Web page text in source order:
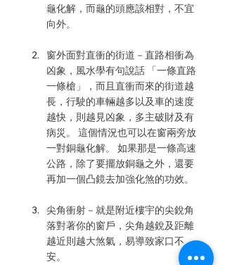
龜化解，而龜的頭應該相對，不宜
向外。
窗外面對直衝的街道－直路相衝為
凶象，風水學有句說話 「一條直路
一條槍」，而且直衝而來的街道越
長，行駛的車輛越多以及車的速度
越快，則越見凶象，多主破財及有
病災。 這個情況也可以在窗兩旁放
一對銅龜化解。 如果那是一條高速
公路，除了要擺放銅龜之外，還要
再加一個凸鏡去加強化煞的功效。
尖角衝射－就是附近樓宇的尖銳角
落對著你的窗戶，尖角越銳及距離
越近則越大煞氣，易導致家口不
安。